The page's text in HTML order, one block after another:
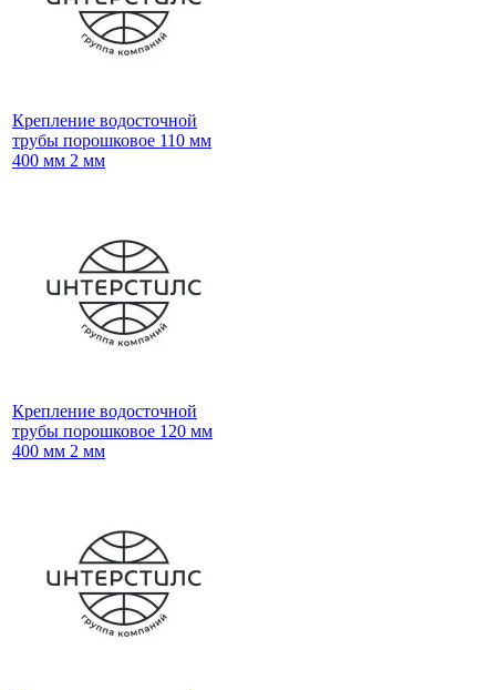
Крепление водосточной
трубы порошковое 110 мм
400 мм 2 мм
Крепление водосточной
трубы порошковое 120 мм
400 мм 2 мм